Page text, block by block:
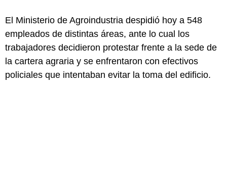
El Ministerio de Agroindustria despidió hoy a 548
empleados de distintas áreas, ante lo cual los
trabajadores decidieron protestar frente a la sede de
la cartera agraria y se enfrentaron con efectivos
policiales que intentaban evitar la toma del edificio.